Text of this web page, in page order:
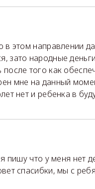
в этом направлении
зато народные
того как
мне на данный
нет и ребенка в
пишу что у меня нет
спасибки, мы с